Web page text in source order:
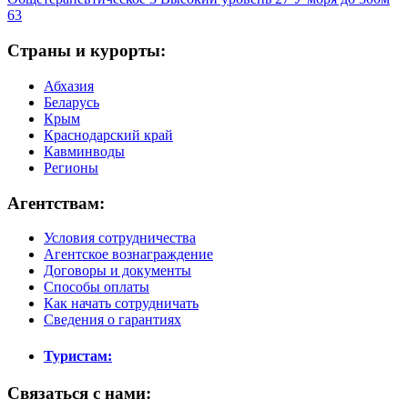
63
Страны и курорты:
Абхазия
Беларусь
Крым
Краснодарский край
Кавминводы
Регионы
Агентствам:
Условия сотрудничества
Агентское вознаграждение
Договоры и документы
Способы оплаты
Как начать сотрудничать
Сведения о гарантиях
Туристам:
Связаться с нами: